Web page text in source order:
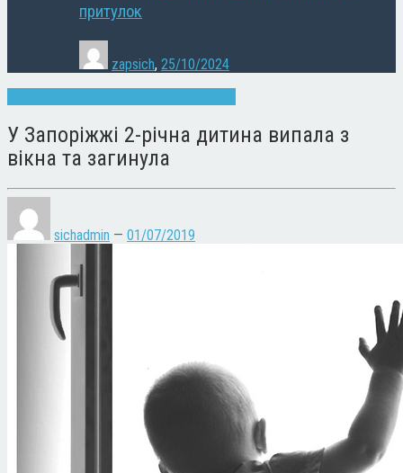
притулок
zapsich, 25/10/2024
У Запоріжжі 2-річна дитина випала з
вікна та загинула
sichadmin — 01/07/2019